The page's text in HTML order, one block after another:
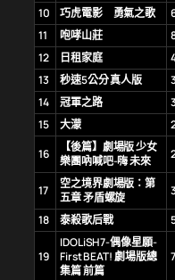
10
巧虎電影 勇氣之歌
11
咆哮山莊
12
日租家庭
13
秒速5公分 真人版
14
冠軍之路
15
大濛
16
【後篇】劇場版 少女
樂團吶喊吧-嗨 未來
17
空之境界劇場版：第
五章 矛盾螺旋
18
泰殺歌后戰
19
IDOLiSH7-偶像星願-
First BEAT! 劇場版總
集篇 前篇